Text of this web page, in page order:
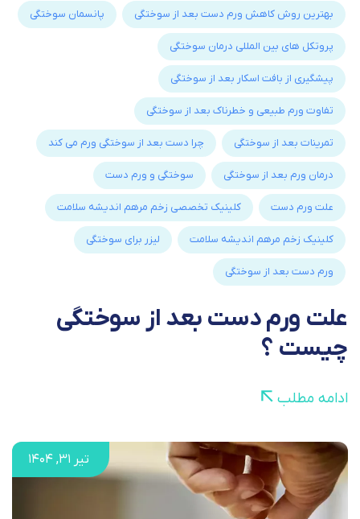
بهترین روش کاهش ورم دست بعد از سوختگی پانسمان سوختگی
پروتکل های بین المللی درمان سوختگی
پیشگیری از بافت اسکار بعد از سوختگی
تفاوت ورم طبیعی و خطرناک بعد از سوختگی
تمرینات بعد از سوختگی چرا دست بعد از سوختگی ورم می کند
درمان ورم بعد از سوختگی سوختگی و ورم دست
علت ورم دست کلینیک تخصصی زخم مرهم اندیشه سلامت
کلینیک زخم مرهم اندیشه سلامت لیزر برای سوختگی
ورم دست بعد از سوختگی
علت ورم دست بعد از سوختگی
چیست ؟
ادامه مطلب
تیر ۳۱, ۱۴۰۴